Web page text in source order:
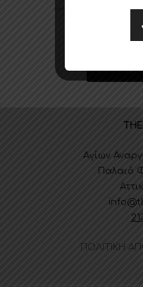
Αγίων
Παλαιό
ΠΟΛΙΤΙΚΗ